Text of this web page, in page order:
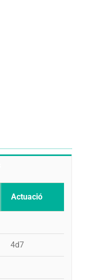
Actuació
4d7